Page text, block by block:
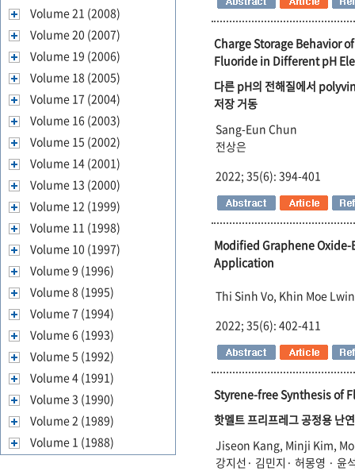
Volume 21 (2008)
Volume 20 (2007)
Volume 19 (2006)
Volume 18 (2005)
Volume 17 (2004)
Volume 16 (2003)
Volume 15 (2002)
Volume 14 (2001)
Volume 13 (2000)
Volume 12 (1999)
Volume 11 (1998)
Volume 10 (1997)
Volume 9 (1996)
Volume 8 (1995)
Volume 7 (1994)
Volume 6 (1993)
Volume 5 (1992)
Volume 4 (1991)
Volume 3 (1990)
Volume 2 (1989)
Volume 1 (1988)
Charge Storage Behavior
Fluoride in Different pH
다른 pH의 전해질에서
저장 거동
Sang-Eun Chun
전상은
2022; 35(6): 394-401
Modified Graphene
Application
Thi Sinh Vo, Khin Moe
2022; 35(6): 402-411
Styrene-free Synthesis of
핫멜트 프리프레그 공정용 난
Jiseon Kang, Minji Kim,
강지선· 김민지· 허몽영 · 윤